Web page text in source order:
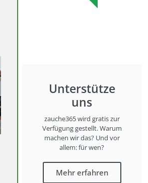
Unterstütze
uns
zauche365 wird gratis zur
Verfügung gestellt. Warum
machen wir das? Und vor
allem: für wen?
Mehr erfahren